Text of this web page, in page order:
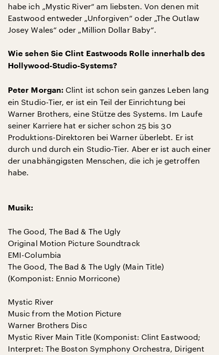
habe ich „Mystic River“ am liebsten. Von denen mit
Eastwood entweder „Unforgiven“ oder „The Outlaw
Josey Wales“ oder „Million Dollar Baby“.
Wie sehen Sie Clint Eastwoods Rolle innerhalb des
Hollywood-Studio-Systems?
Peter Morgan: Clint ist schon sein ganzes Leben lang
ein Studio-Tier, er ist ein Teil der Einrichtung bei
Warner Brothers, eine Stütze des Systems. Im Laufe
seiner Karriere hat er sicher schon 25 bis 30
Produktions-Direktoren bei Warner überlebt. Er ist
durch und durch ein Studio-Tier. Aber er ist auch einer
der unabhängigsten Menschen, die ich je getroffen
habe.
Musik:
The Good, The Bad & The Ugly
Original Motion Picture Soundtrack
EMI-Columbia
The Good, The Bad & The Ugly (Main Title)
(Komponist: Ennio Morricone)
Mystic River
Music from the Motion Picture
Warner Brothers Disc
Mystic River Main Title (Komponist: Clint Eastwood;
Interpret: The Boston Symphony Orchestra, Dirigent